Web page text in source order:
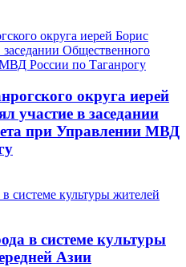
округа иерей
участие в заседании
при Управлении МВД
в системе культуры
Азии